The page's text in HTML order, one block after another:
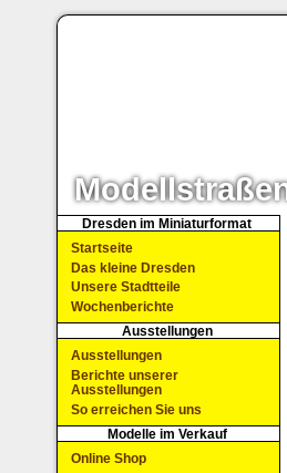
Dresden im Miniaturformat
Startseite
Das kleine Dresden
Unsere Stadtteile
Wochenberichte
Ausstellungen
Ausstellungen
Berichte unserer
Ausstellungen
So erreichen Sie uns
Modelle im Verkauf
Online Shop